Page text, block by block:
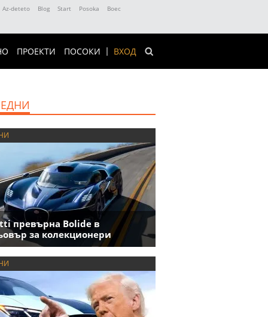
Az-deteto Blog Start Posoka
Boec
ВХОД
ПРОЕКТИ ПОСОКИ
превърна Bolide в
за колекционери